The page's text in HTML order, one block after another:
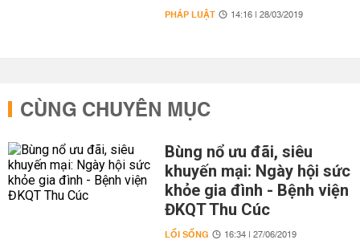
PHÁP LUẬT 14:16 | 28/03/2019
CÙNG CHUYÊN MỤC
Bùng nổ ưu đãi, siêu
khuyến mại: Ngày hội sức
khỏe gia đình - Bệnh viện
ĐKQT Thu Cúc
LỐI SỐNG 16:34 | 27/06/2019